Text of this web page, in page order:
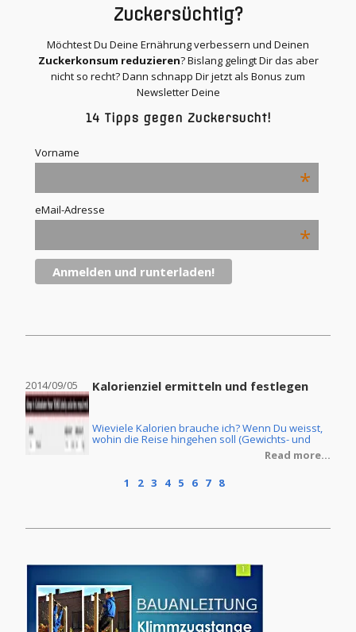
Zuckersüchtig?
Möchtest Du Deine Ernährung verbessern und Deinen
Zuckerkonsum reduzieren? Bislang gelingt Dir das aber
nicht so recht? Dann schnapp Dir jetzt als Bonus zum
Newsletter Deine
14 Tipps gegen Zuckersucht!
Vorname
*
eMail-Adresse
*
2014/09/05 Kalorienziel ermitteln und festlegen
Wieviele Kalorien brauche ich? Wenn Du weisst,
wohin die Reise hingehen soll (Gewichts- und
Körperfettreduzierung oder Masseaufbau) und
Du ebenfalls die Ernährungsform Deiner Wahl
Frage, wie Du denn Dein individuelles
Read more...
1 2 3 4 5 6 7 8